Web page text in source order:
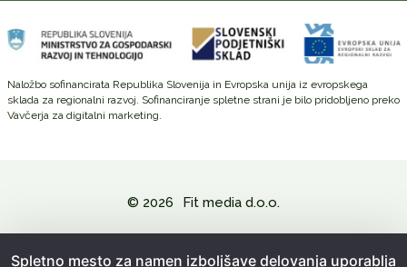
Naložbo sofinancirata Republika Slovenija in Evropska unija iz evropskega
sklada za regionalni razvoj. Sofinanciranje spletne strani je bilo pridobljeno preko
Vavčerja za digitalni marketing.
© 2026 Fit media d.o.o.
Spletno mesto za namen izboljšave delovanja uporablja